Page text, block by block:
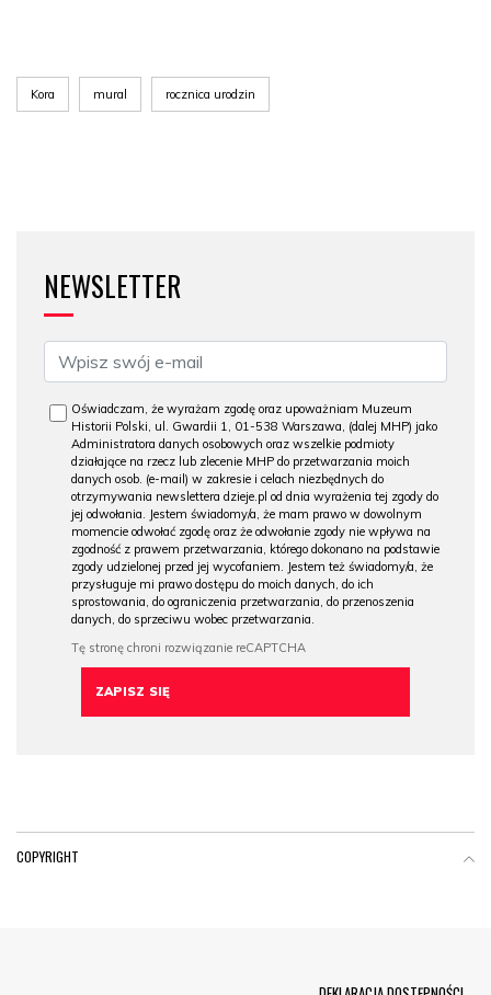
Kora mural rocznica urodzin
NEWSLETTER
Oświadczam, że wyrażam zgodę oraz upoważniam Muzeum
Historii Polski, ul. Gwardii 1, 01-538 Warszawa, (dalej MHP) jako
Administratora danych osobowych oraz wszelkie podmioty
działające na rzecz lub zlecenie MHP do przetwarzania moich
danych osob. (e-mail) w zakresie i celach niezbędnych do
otrzymywania newslettera dzieje.pl od dnia wyrażenia tej zgody do
jej odwołania. Jestem świadomy/a, że mam prawo w dowolnym
momencie odwołać zgodę oraz że odwołanie zgody nie wpływa na
zgodność z prawem przetwarzania, którego dokonano na podstawie
zgody udzielonej przed jej wycofaniem. Jestem też świadomy/a, że
przysługuje mi prawo dostępu do moich danych, do ich
sprostowania, do ograniczenia przetwarzania, do przenoszenia
danych, do sprzeciwu wobec przetwarzania.
COPYRIGHT